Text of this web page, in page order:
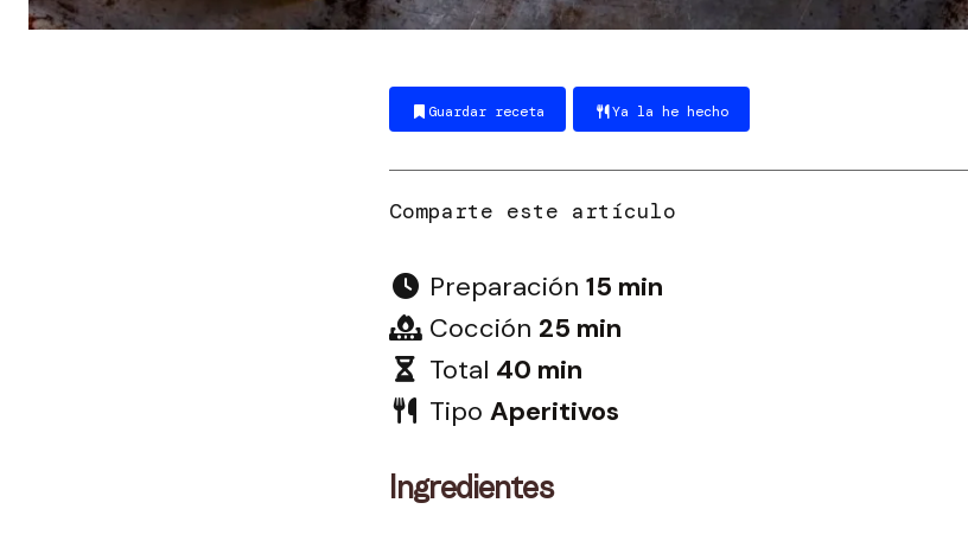
Guardar receta Ya la he hecho
Preparación 15 min
Cocción 25 min
Total 40 min
Tipo Aperitivos
Ingredientes